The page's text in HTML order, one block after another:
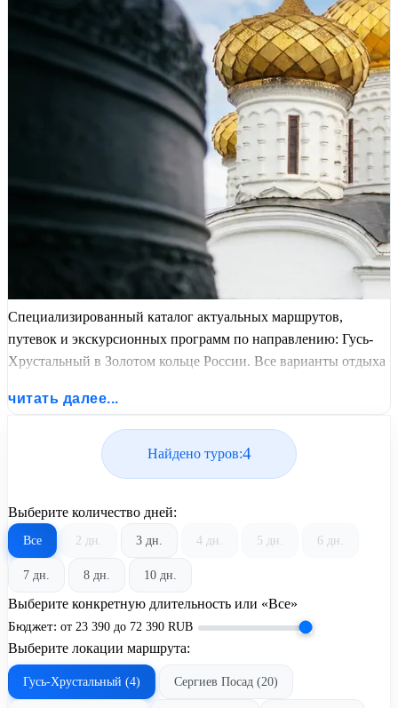
Специализированный каталог актуальных маршрутов,
путевок и экскурсионных программ по направлению: Гусь-
Хрустальный в Золотом кольце России. Все варианты отдыха
проездом и актуальным графиком заездов от United Travel
читать далее...
Найдено туров:4
Выберите количество дней:
Все 2 дн. 3 дн. 4 дн. 5 дн. 6 дн.
7 дн. 8 дн. 10 дн.
Выберите конкретную длительность или «Все»
Бюджет: от 23 390 до 72 390 RUB
Выберите локации маршрута:
Гусь-Хрустальный (4) Сергиев Посад (20)